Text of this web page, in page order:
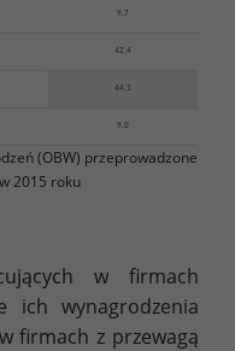
9,7
42,4
44,1
9,0
(OBW) przeprowadzone
2015 roku
w firmach
ich wynagrodzenia
firmach z przewagą